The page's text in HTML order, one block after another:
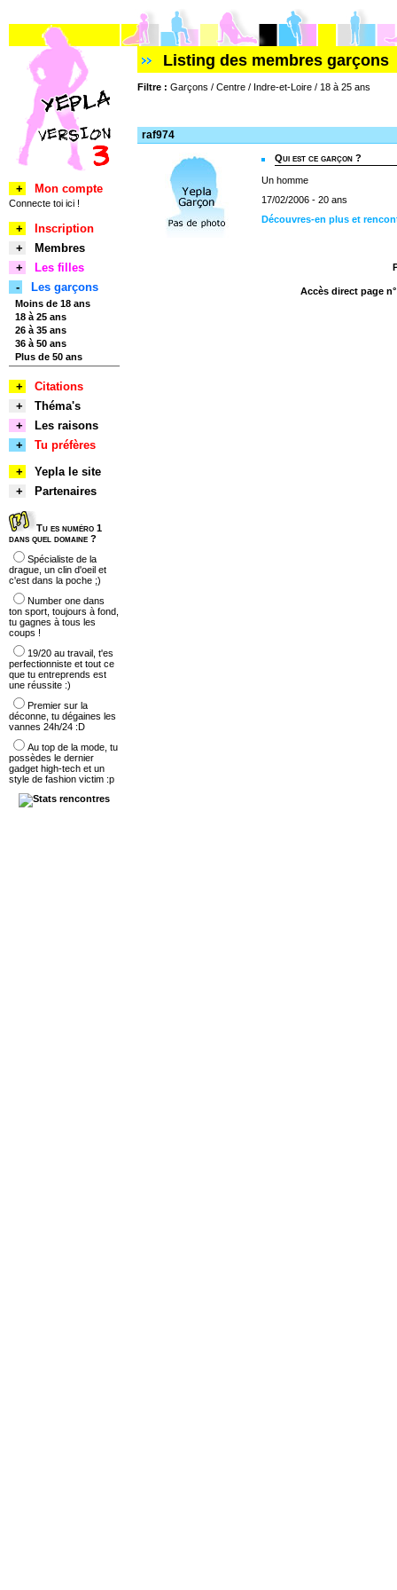
Listing des membres garçons
Filtre : Garçons / Centre / Indre-et-Loire / 18 à 25 ans
raf974
Qui est ce garçon ?
Un homme
17/02/2006 - 20 ans
Découvres-en plus et
Accès direct page
+ Mon compte
Connecte toi ici !
+
Inscription
+
Membres
+
Les filles
-
Les garçons
Moins de 18 ans
18 à 25 ans
26 à 35 ans
36 à 50 ans
Plus de 50 ans
+
Citations
+
Théma's
+
Les raisons
+
Tu préfères
+
Yepla le site
+
Partenaires
Tu es numéro 1
dans quel domaine ?
Spécialiste de la
drague, un clin d'oeil et
c'est dans la poche ;)
Number one dans
ton sport, toujours à fond,
tu gagnes à tous les
coups !
19/20 au travail, t'es
perfectionniste et tout ce
que tu entreprends est
une réussite :)
Premier sur la
déconne, tu dégaines les
vannes 24h/24 :D
Au top de la mode, tu
possèdes le dernier
gadget high-tech et un
style de fashion victim :p